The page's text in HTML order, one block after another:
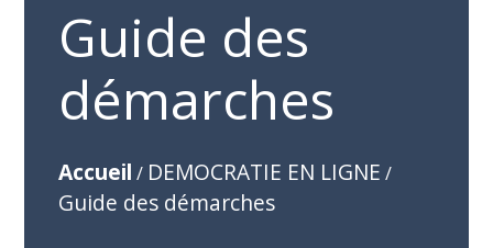
Guide des
démarches
Accueil / DEMOCRATIE EN LIGNE /
Guide des démarches